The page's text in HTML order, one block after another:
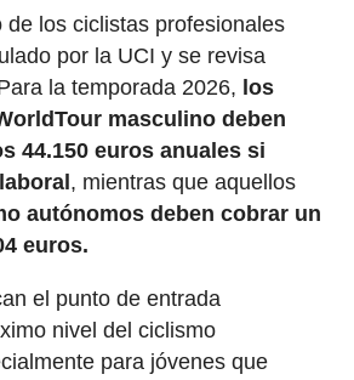
de los ciclistas profesionales
por la UCI y se revisa
la temporada 2026, los
masculino deben
44.150 euros anuales si
, mientras que aquellos
autónomos deben cobrar un
euros.
el punto de entrada
nivel del ciclismo
para jóvenes que